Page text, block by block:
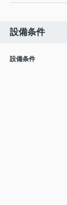
設備条件
設備条件